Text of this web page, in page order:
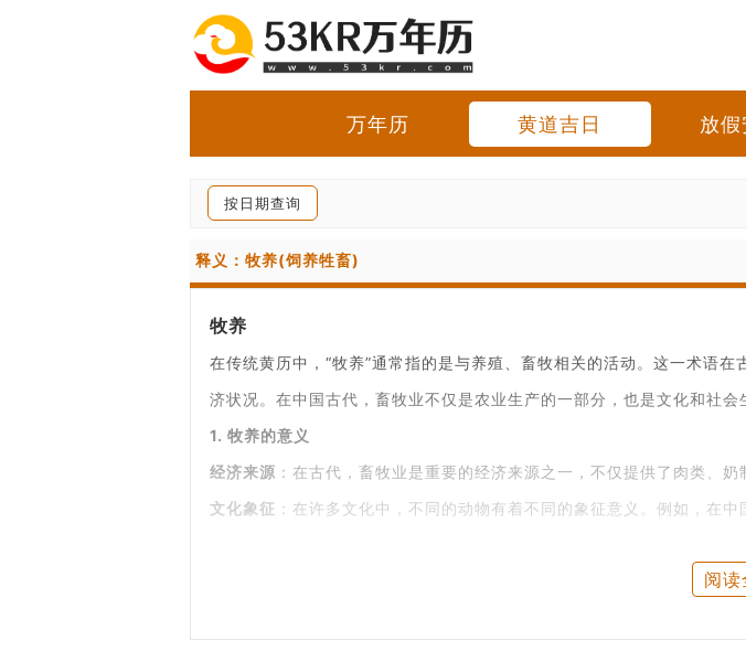
万年历 黄道吉日 放
按日期查询
释义：牧养(饲养牲畜)
牧养
在传统黄历中，“牧养”通常指的是与养殖、畜牧相关的活动。这一术语
济状况。在中国古代，畜牧业不仅是农业生产的一部分，也是文化和社会
1. 牧养的意义
经济来源 ：在古代，畜牧业是重要的经济来源之一，不仅提供了肉类、
文化象征 ：在许多文化中，不同的动物有着不同的象征意义。例如，在
阅读